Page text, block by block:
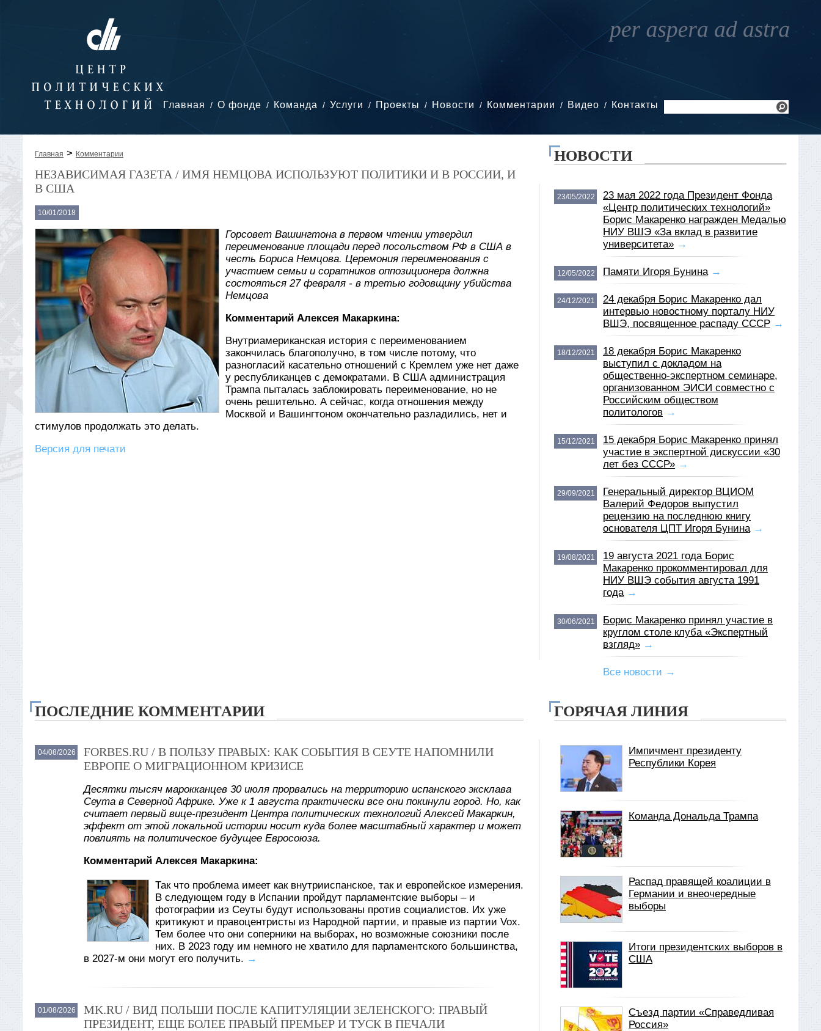
Главная О фонде Команда Услуги Проекты Новости Комментарии Видео Контакты
Главная > Комментарии
НЕЗАВИСИМАЯ ГАЗЕТА / ИМЯ НЕМЦОВА ИСПОЛЬЗУЮТ ПОЛИТИКИ И В РОССИИ, И
В США
10/01/2018
Горсовет Вашингтона в первом чтении утвердил
переименование площади перед посольством РФ в США в
честь Бориса Немцова. Церемония переименования с
участием семьи и соратников оппозиционера должна
состояться 27 февраля - в третью годовщину убийства
Немцова
Комментарий Алексея Макаркина:
Внутриамериканская история с переименованием
закончилась благополучно, в том числе потому, что
разногласий касательно отношений с Кремлем уже нет даже
у республиканцев с демократами. В США администрация
Трампа пыталась заблокировать переименование, но не
очень решительно. А сейчас, когда отношения между
Москвой и Вашингтоном окончательно разладились, нет и
стимулов продолжать это делать.
Версия для печати
НОВОСТИ
23/05/2022
23 мая 2022 года Президент Фонда
«Центр политических технологий»
Борис Макаренко награжден Медалью
НИУ ВШЭ «За вклад в развитие
университета» →
12/05/2022 Памяти Игоря Бунина →
24/12/2021
24 декабря Борис Макаренко дал
интервью новостному порталу НИУ
ВШЭ, посвященное распаду СССР →
18/12/2021
18 декабря Борис Макаренко
выступил с докладом на
общественно-экспертном семинаре,
организованном ЭИСИ совместно с
Российским обществом
политологов →
15/12/2021
15 декабря Борис Макаренко принял
участие в экспертной дискуссии «30
лет без СССР» →
29/09/2021
Генеральный директор ВЦИОМ
Валерий Федоров выпустил
рецензию на последнюю книгу
основателя ЦПТ Игоря Бунина →
19/08/2021
19 августа 2021 года Борис
Макаренко прокомментировал для
НИУ ВШЭ события августа 1991
года →
30/06/2021
Борис Макаренко принял участие в
круглом столе клуба «Экспертный
взгляд» →
Все новости →
ПОСЛЕДНИЕ КОММЕНТАРИИ
04/08/2026
FORBES.RU / В ПОЛЬЗУ ПРАВЫХ: КАК СОБЫТИЯ В СЕУТЕ НАПОМНИЛИ
ЕВРОПЕ О МИГРАЦИОННОМ КРИЗИСЕ
Десятки тысяч марокканцев 30 июля прорвались на территорию испанского эксклава
Сеута в Северной Африке. Уже к 1 августа практически все они покинули город. Но, как
считает первый вице-президент Центра политических технологий Алексей Макаркин,
эффект от этой локальной истории носит куда более масштабный характер и может
повлиять на политическое будущее Евросоюза.
Комментарий Алексея Макаркина:
Так что проблема имеет как внутрииспанское, так и европейское измерения.
В следующем году в Испании пройдут парламентские выборы – и
фотографии из Сеуты будут использованы против социалистов. Их уже
критикуют и правоцентристы из Народной партии, и правые из партии Vox.
Тем более что они соперники на выборах, но возможные союзники после
них. В 2023 году им немного не хватило для парламентского большинства,
в 2027-м они могут его получить. →
01/08/2026
MK.RU / ВИД ПОЛЬШИ ПОСЛЕ КАПИТУЛЯЦИИ ЗЕЛЕНСКОГО: ПРАВЫЙ
ПРЕЗИДЕНТ, ЕЩЕ БОЛЕЕ ПРАВЫЙ ПРЕМЬЕР И ТУСК В ПЕЧАЛИ
ГОРЯЧАЯ ЛИНИЯ
Импичмент президенту
Республики Корея
Команда Дональда Трампа
Распад правящей коалиции в
Германии и внеочередные
выборы
Итоги президентских выборов в
США
Съезд партии «Справедливая
Россия»